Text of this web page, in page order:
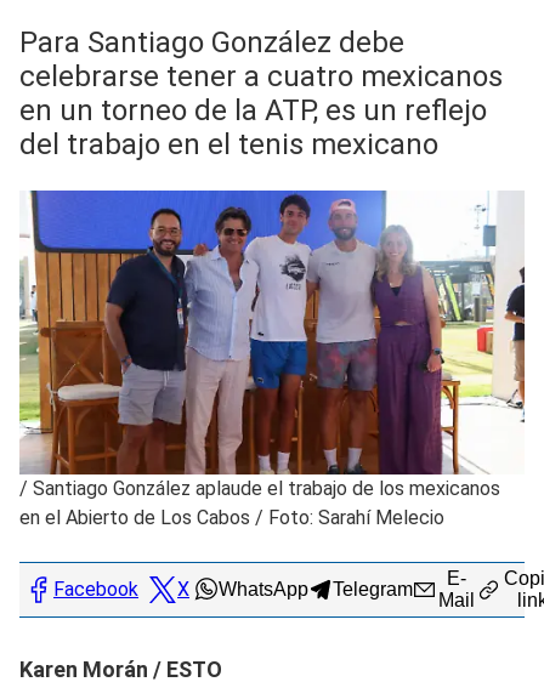
Para Santiago González debe
celebrarse tener a cuatro mexicanos
en un torneo de la ATP, es un reflejo
del trabajo en el tenis mexicano
/ Santiago González aplaude el trabajo de los mexicanos
en el Abierto de Los Cabos / Foto: Sarahí Melecio
Facebook X WhatsApp Telegram
E-
Mail
Karen Morán / ESTO